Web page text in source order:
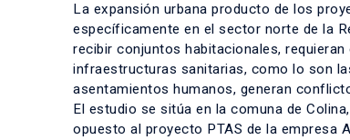
La expansión urbana producto de los
específicamente en el sector norte de la
recibir conjuntos habitacionales,
infraestructuras sanitarias, como lo son
asentamientos humanos, generan
El estudio se sitúa en la comuna de
opuesto al proyecto PTAS de la empresa